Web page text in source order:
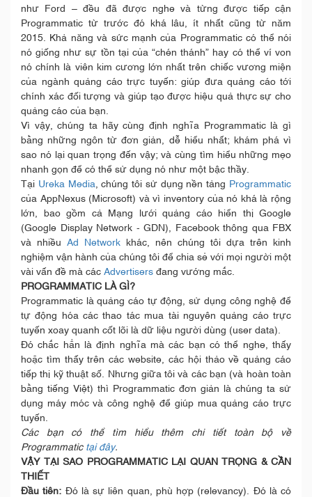
như Ford – đều đã được nghe và từng được tiếp cận
Programmatic từ trước đó khá lâu, ít nhất cũng từ năm
2015. Khả năng và sức mạnh của Programmatic có thể nói
nó giống như sự tồn tại của “chén thánh” hay có thể ví von
nó chính là viên kim cương lớn nhất trên chiếc vương miện
của ngành quảng cáo trực tuyến: giúp đưa quảng cáo tới
chính xác đối tượng và giúp tạo được hiệu quả thực sự cho
quảng cáo của bạn.
Vì vậy, chúng ta hãy cùng định nghĩa Programmatic là gì
bằng những ngôn từ đơn giản, dễ hiểu nhất; khám phá vì
sao nó lại quan trọng đến vậy; và cùng tìm hiểu những mẹo
nhanh gọn để có thể sử dụng nó như một bậc thầy.
Tại Ureka Media, chúng tôi sử dụng nền tảng Programmatic
của AppNexus (Microsoft) và vì inventory của nó khá là rộng
lớn, bao gồm cả Mạng lưới quảng cáo hiển thị Google
(Google Display Network - GDN), Facebook thông qua FBX
và nhiều Ad Network khác, nên chúng tôi dựa trên kinh
nghiệm vận hành của chúng tôi để chia sẻ với mọi người một
vài vấn đề mà các Advertisers đang vướng mắc.
PROGRAMMATIC LÀ GÌ?
Programmatic là quảng cáo tự động, sử dụng công nghệ để
tự động hóa các thao tác mua tài nguyên quảng cáo trực
tuyến xoay quanh cốt lõi là dữ liệu người dùng (user data).
Đó chắc hẳn là định nghĩa mà các bạn có thể nghe, thấy
hoặc tìm thấy trên các website, các hội thảo về quảng cáo
tiếp thị kỹ thuật số. Nhưng giữa tôi và các bạn (và hoàn toàn
bằng tiếng Việt) thì Programmatic đơn giản là chúng ta sử
dụng máy móc và công nghệ để giúp mua quảng cáo trực
tuyến.
Các bạn có thể tìm hiểu thêm chi tiết toàn bộ về
Programmatic tại đây.
VẬY TẠI SAO PROGRAMMATIC LẠI QUAN TRỌNG & CẦN
THIẾT
Đầu tiên: Đó là sự liên quan, phù hợp (relevancy). Đó là có